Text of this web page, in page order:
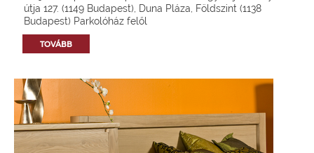
útja 127. (1149 Budapest), Duna Pláza, Földszint (1138
Budapest) Parkolóház felől
TOVÁBB